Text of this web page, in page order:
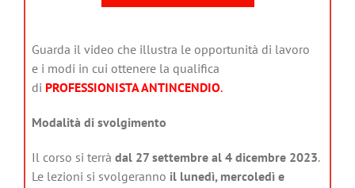
Guarda il video che illustra le opportunità di lavoro
e i modi in cui ottenere la qualifica
di PROFESSIONISTA ANTINCENDIO.
Modalità di svolgimento
Il corso si terrà dal 27 settembre al 4 dicembre 2023.
Le lezioni si svolgeranno il lunedì, mercoledì e